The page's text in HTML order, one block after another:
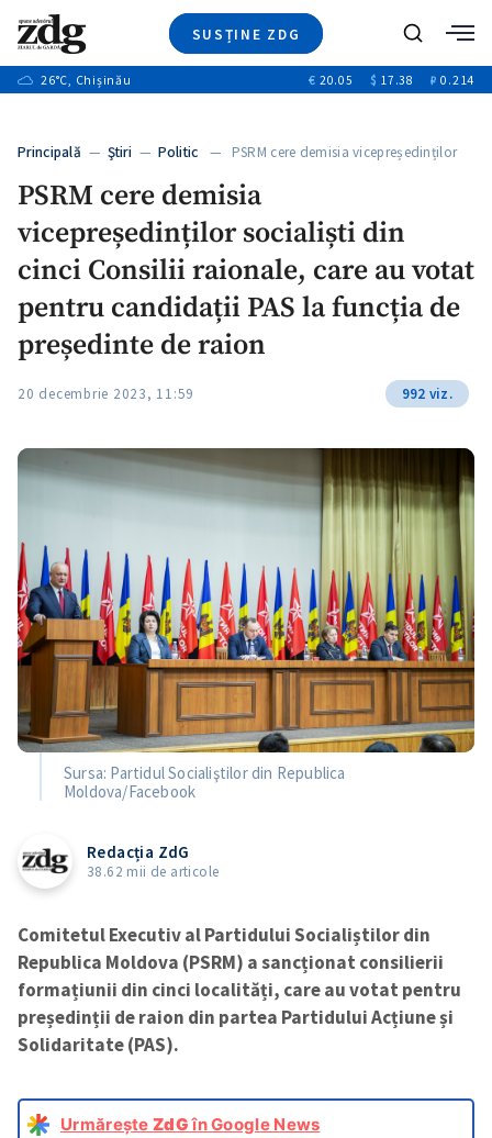
SUSȚINE ZDG
Ştiri
+13
Video
Blog
ZdGust
Caută
26°C, Chișinău € 20.05 $ 17.38 ₽ 0.214
Principală — Ştiri — Politic — PSRM cere demisia vicepreședinților
PSRM cere demisia
vicepreședinților socialiști din
cinci Consilii raionale, care au votat
pentru candidații PAS la funcția de
președinte de raion
20 decembrie 2023, 11:59 992 viz.
Sursa: Partidul Socialiştilor din Republica
Moldova/Facebook
Redacția ZdG
38.62 mii de articole
Comitetul Executiv al Partidului Socialiștilor din
Republica Moldova (PSRM) a sancționat consilierii
formațiunii din cinci localități, care au votat pentru
președinții de raion din partea Partidului Acțiune și
Solidaritate (PAS).
Urmărește ZdGîn Google News